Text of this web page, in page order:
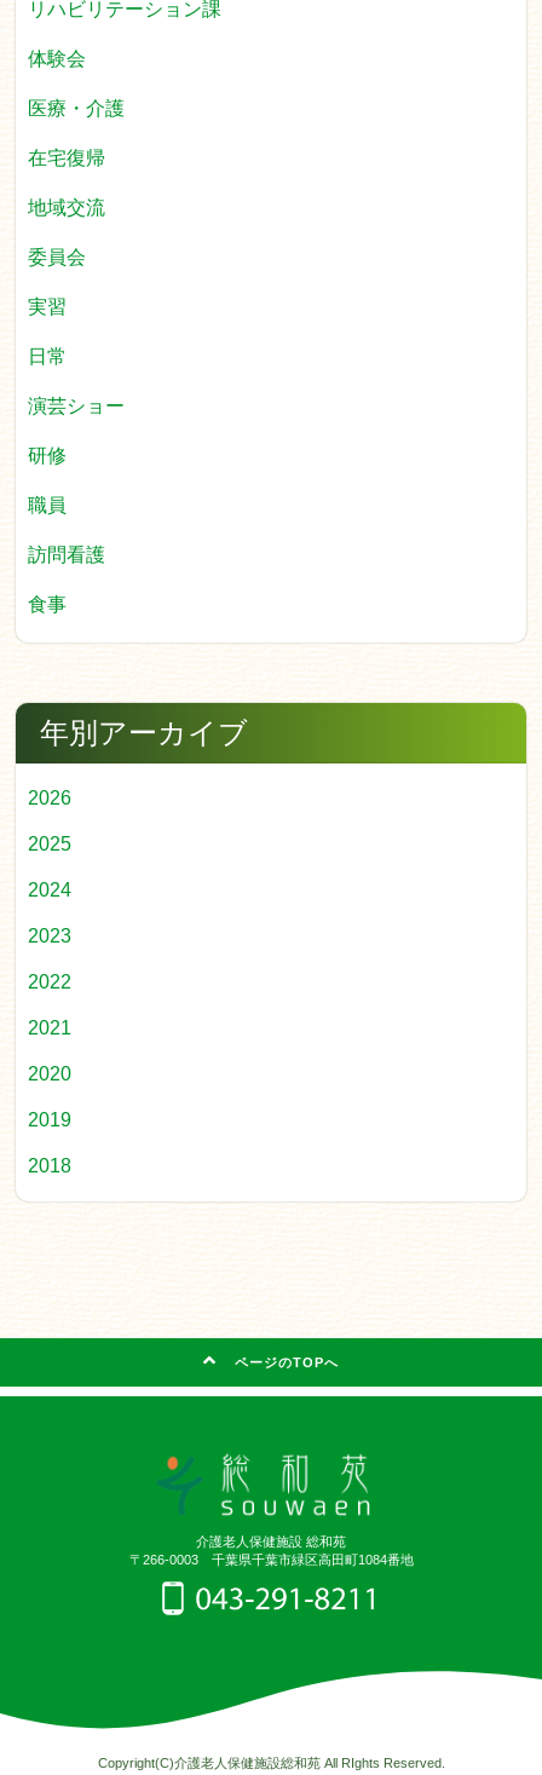
リハビリテーション課
体験会
医療・介護
在宅復帰
地域交流
委員会
実習
日常
演芸ショー
研修
職員
訪問看護
食事
年別アーカイブ
2026
2025
2024
2023
2022
2021
2020
2019
2018
ページのTOPへ
介護老人保健施設 総和苑
〒266-0003 千葉県千葉市緑区高田町1084番地
Copyright(C)介護老人保健施設総和苑 All RIghts Reserved.